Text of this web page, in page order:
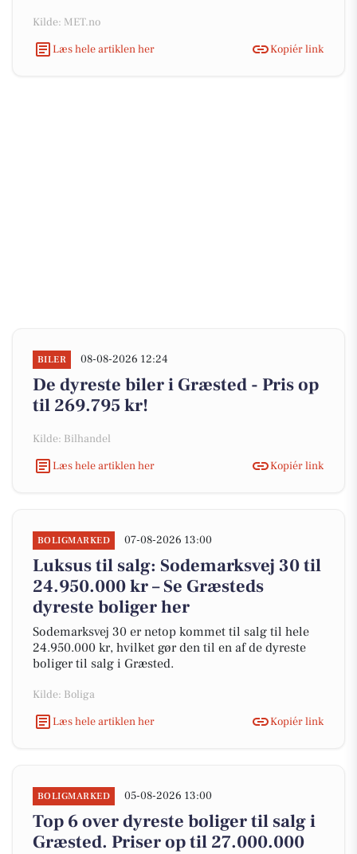
Kilde: MET.no
Læs hele artiklen her
Kopiér link
BILER 08-08-2026 12:24
De dyreste biler i Græsted - Pris op
til 269.795 kr!
Kilde: Bilhandel
Læs hele artiklen her
Kopiér link
BOLIGMARKED 07-08-2026 13:00
Luksus til salg: Sodemarksvej 30 til
24.950.000 kr – Se Græsteds
dyreste boliger her
Sodemarksvej 30 er netop kommet til salg til hele
24.950.000 kr, hvilket gør den til en af de dyreste
boliger til salg i Græsted.
Kilde: Boliga
Læs hele artiklen her
Kopiér link
BOLIGMARKED 05-08-2026 13:00
Top 6 over dyreste boliger til salg i
Græsted. Priser op til 27.000.000